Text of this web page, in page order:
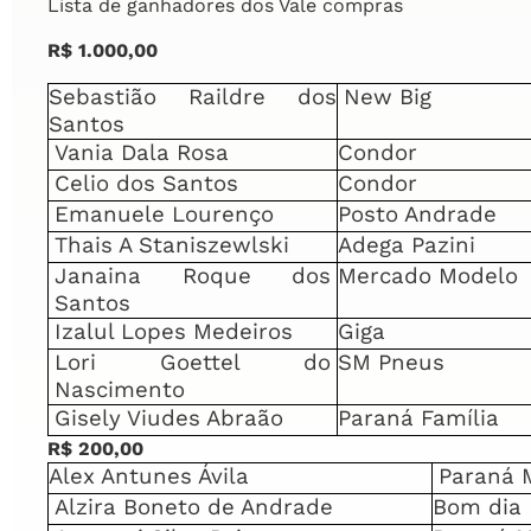
Lista de ganhadores dos Vale compras
R$ 1.000,00
Sebastião Raildre dos
Santos
New Big
Vania Dala Rosa
Condor
Celio dos Santos
Condor
Emanuele Lourenço
Posto Andrade
Thais A Staniszewlski
Adega Pazini
Janaina Roque dos
Santos
Mercado Modelo
Izalul Lopes Medeiros
Giga
Lori Goettel do
Nascimento
SM Pneus
Gisely Viudes Abraão Paraná Família
R$ 200,00
Alex Antunes Ávila
Paraná
Alzira Boneto de Andrade
Bom dia